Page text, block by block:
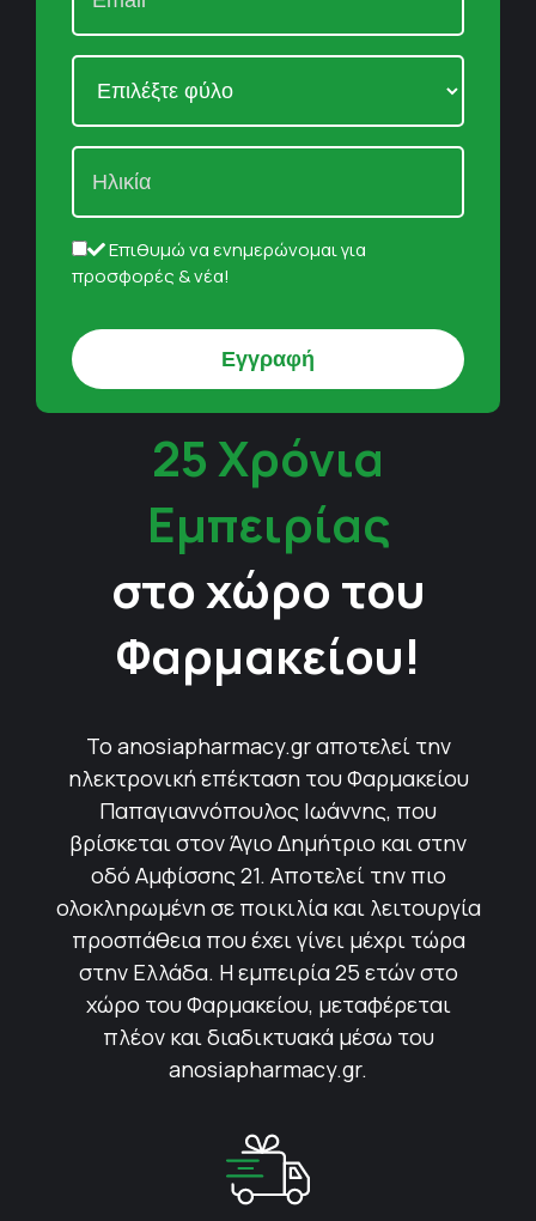
Επιθυμώ να ενημερώνομαι για
προσφορές & νέα!
25 Χρόνια
Εμπειρίας
στο χώρο του
Φαρμακείου!
Το anosiapharmacy.gr αποτελεί την
ηλεκτρονική επέκταση του Φαρμακείου
Παπαγιαννόπουλος Ιωάννης, που
βρίσκεται στον Άγιο Δημήτριο και στην
οδό Αμφίσσης 21. Αποτελεί την πιο
ολοκληρωμένη σε ποικιλία και λειτουργία
προσπάθεια που έχει γίνει μέχρι τώρα
στην Ελλάδα. Η εμπειρία 25 ετών στο
χώρο του Φαρμακείου, μεταφέρεται
πλέον και διαδικτυακά μέσω του
anosiapharmacy.gr.